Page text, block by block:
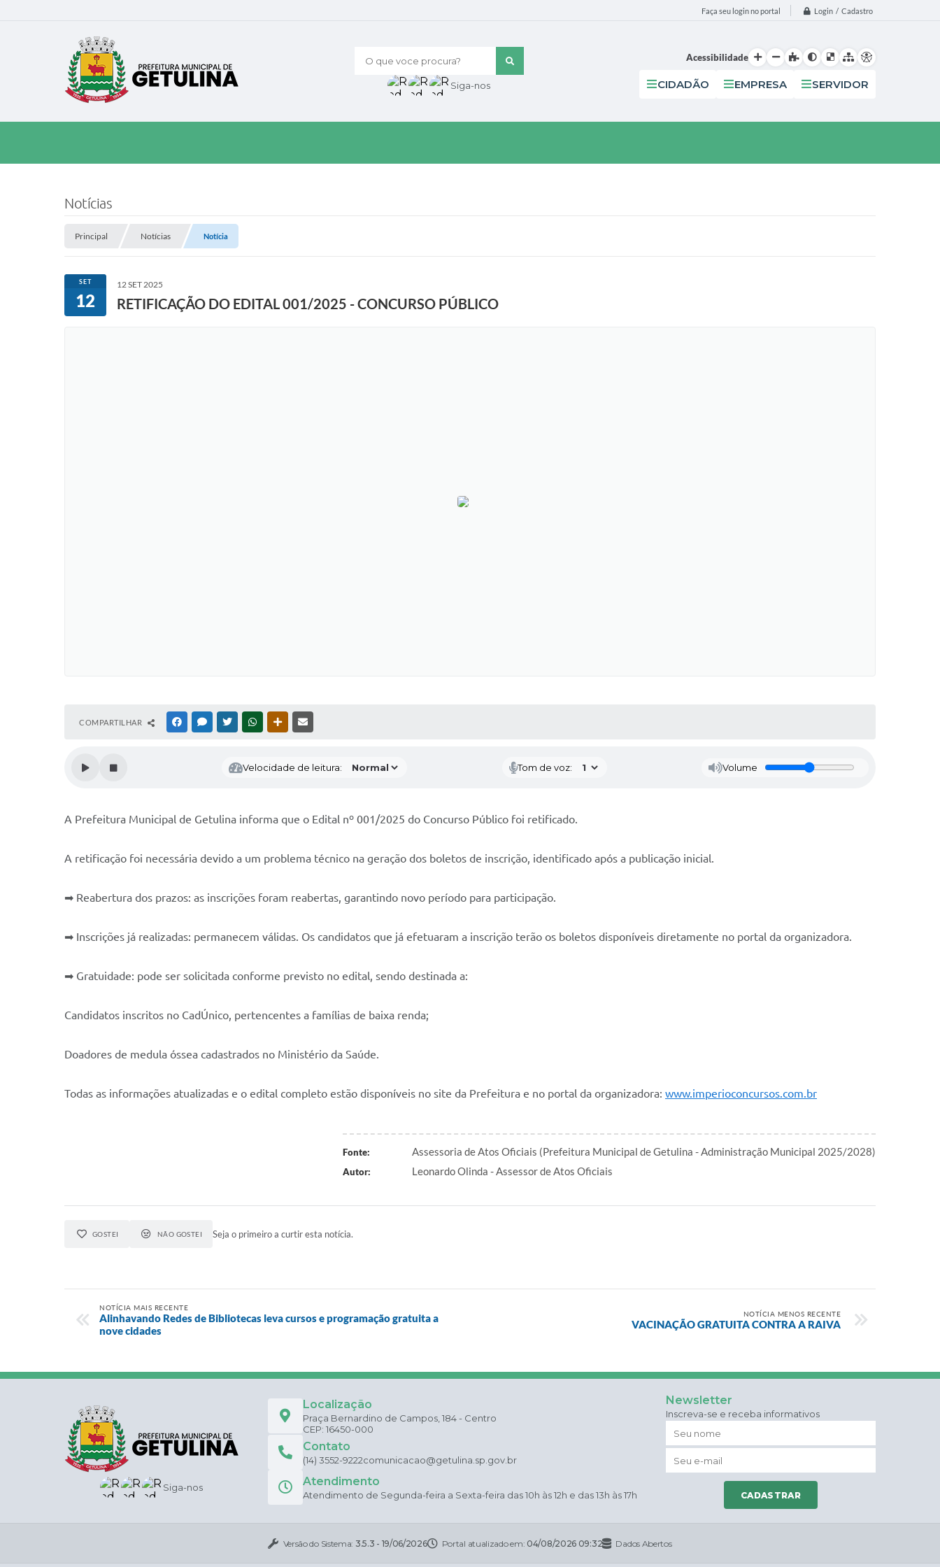
Faça seu login no portal Login / Cadastro
O que voce procura?
Siga-nos
Acessibilidade
CIDADÃO EMPRESA SERVIDOR
Notícias
Principal Notícias Notícia
SET
12
12 SET 2025
RETIFICAÇÃO DO EDITAL 001/2025 - CONCURSO PÚBLICO
COMPARTILHAR FACEBOOKMESSENGER
TWITTERWHATSAPPOUTRAS MÍDIAS
Velocidade de leitura: Tom de voz: Volume
A Prefeitura Municipal de Getulina informa que o Edital nº 001/2025 do Concurso Público foi retificado.
A retificação foi necessária devido a um problema técnico na geração dos boletos de inscrição, identificado após a publicação inicial.
➡ Reabertura dos prazos: as inscrições foram reabertas, garantindo novo período para participação.
➡ Inscrições já realizadas: permanecem válidas. Os candidatos que já efetuaram a inscrição terão os boletos disponíveis diretamente no portal da organizadora.
➡ Gratuidade: pode ser solicitada conforme previsto no edital, sendo destinada a:
Candidatos inscritos no CadÚnico, pertencentes a famílias de baixa renda;
Doadores de medula óssea cadastrados no Ministério da Saúde.
Todas as informações atualizadas e o edital completo estão disponíveis no site da Prefeitura e no portal da organizadora: www.imperioconcursos.com.br
Fonte: Assessoria de Atos Oficiais (Prefeitura Municipal de Getulina - Administração Municipal 2025/2028)
Autor: Leonardo Olinda - Assessor de Atos Oficiais
GOSTEI NÃO GOSTEI Seja o primeiro a curtir esta notícia.
NOTÍCIA MAIS RECENTE
Alinhavando Redes de Bibliotecas leva cursos e programação gratuita a
nove cidades
NOTÍCIA MENOS RECENTE
VACINAÇÃO GRATUITA CONTRA A RAIVA
Siga-nos
Localização
Praça Bernardino de Campos, 184 - Centro
CEP: 16450-000
Contato
(14) 3552-9222comunicacao@getulina.sp.gov.br
Atendimento
Atendimento de Segunda-feira a Sexta-feira das 10h às 12h e das 13h às 17h
Newsletter
Inscreva-se e receba informativos
CADASTRAR
Versão do Sistema: 3.5.3 - 19/06/2026 Portal atualizado em: 04/08/2026 09:32 Dados Abertos